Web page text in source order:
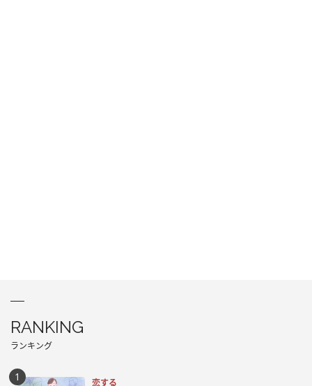
RANKING
ランキング
恋する